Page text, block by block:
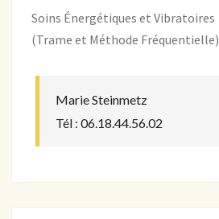
Soins Énergétiques et Vibratoires
(Trame et Méthode Fréquentielle)
Marie Steinmetz
Tél : 06.18.44.56.02